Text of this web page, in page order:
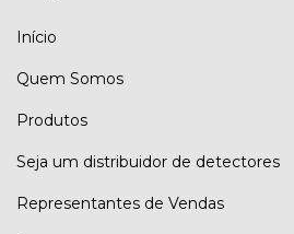
Início
Quem Somos
Produtos
Seja um distribuidor de detectores
Representantes de Vendas